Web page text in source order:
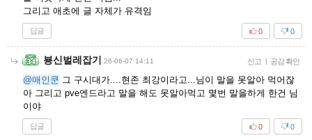
그리고 애초에 글 자체가 유격임
답글 0
0
뵹신벌레잡기 26-06-07 14:11 신고 | 공감 확인
@매인쿤 그 구시대가....현존 최강이라고...님이 말을 못알아 먹어잖
아 그리고 pve엔드라고 말을 해도 못알아먹고 몇번 말을하게 한건 님
이야
답글 0
0